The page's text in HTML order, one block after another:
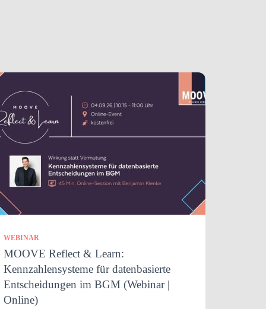
WEBINAR
MOOVE Reflect & Learn:
Kennzahlensysteme für datenbasierte
Entscheidungen im BGM (Webinar |
Online)